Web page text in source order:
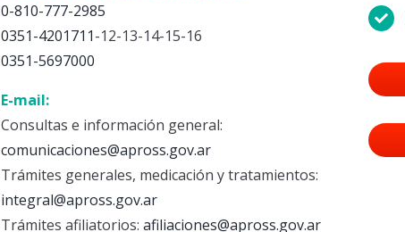
0-810-777-2985
0351-4201711-12-13-14-15-16
0351-5697000
E-mail:
Consultas e información general:
comunicaciones@apross.gov.ar
Trámites generales, medicación y tratamientos:
integral@apross.gov.ar
Trámites afiliatorios:afiliaciones@apross.gov.ar